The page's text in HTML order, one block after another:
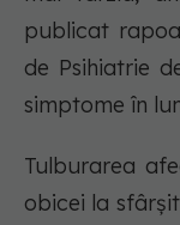
publicat
de Psihiatrie
simptome în
Tulburarea
obicei la